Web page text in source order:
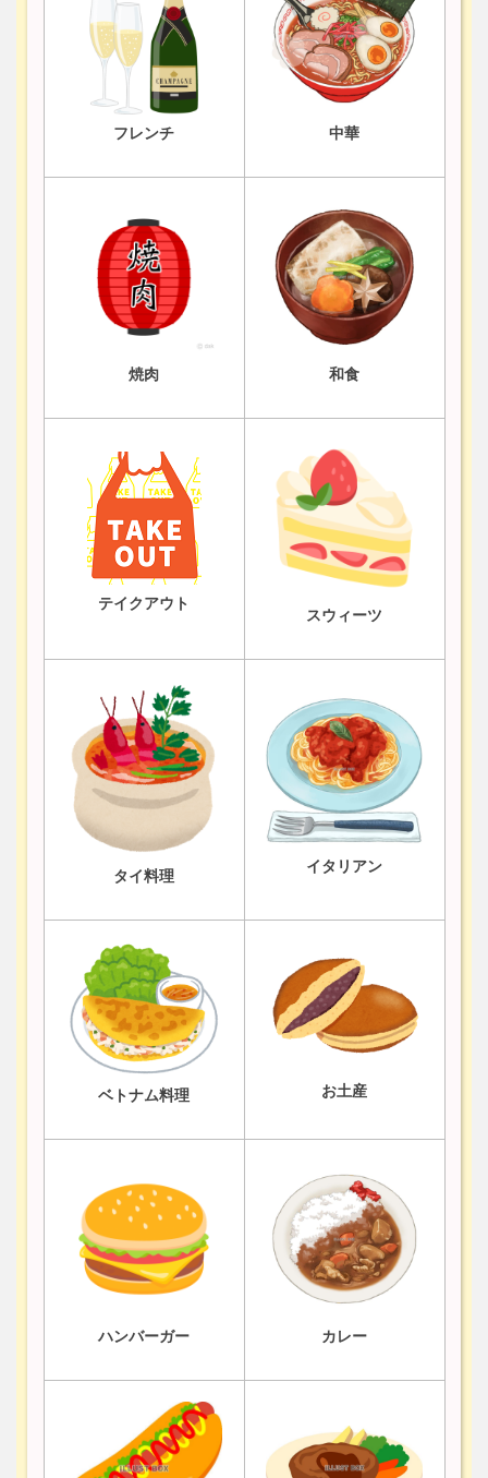
フレンチ 中華
焼肉 和食
テイクアウト
スウィーツ
タイ料理
イタリアン
ベトナム料理 お土産
ハンバーガー カレー